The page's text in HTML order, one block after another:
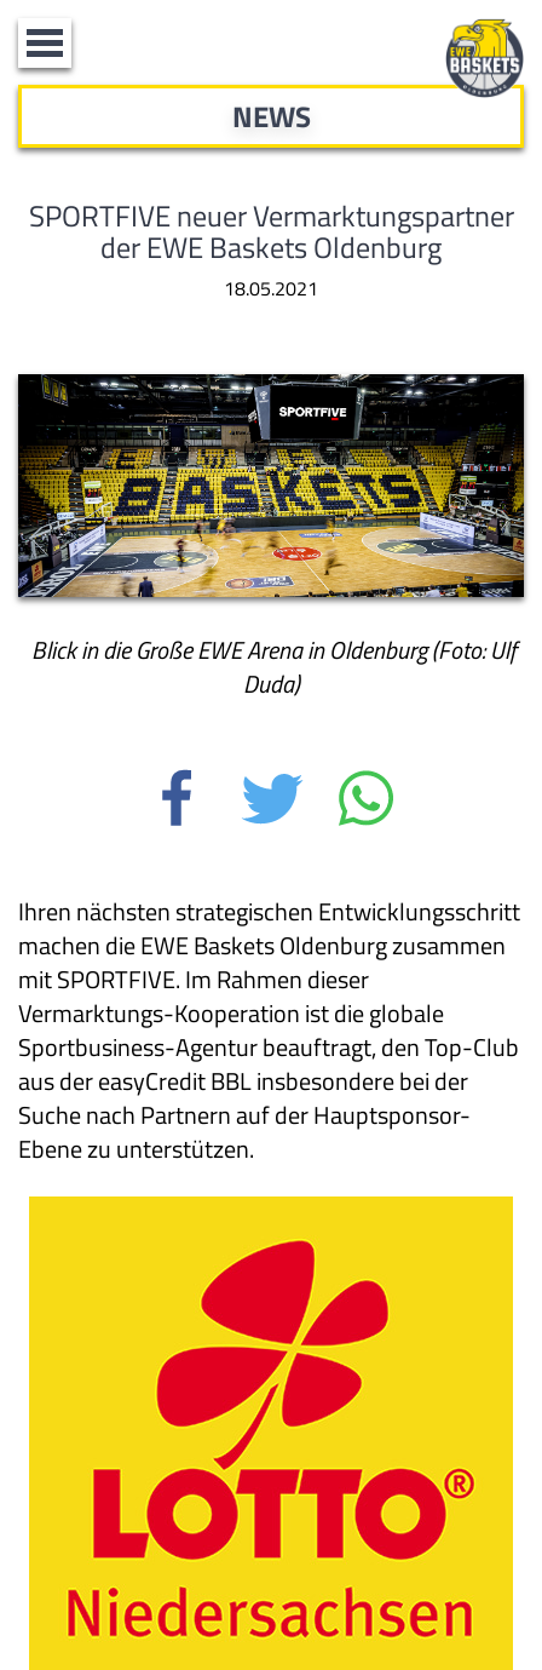
Toggle
navigation
NEWS
SPORTFIVE neuer Vermarktungspartner
der EWE Baskets Oldenburg
18.05.2021
Blick in die Große EWE Arena in Oldenburg (Foto: Ulf
Duda)
Ihren nächsten strategischen Entwicklungsschritt
machen die EWE Baskets Oldenburg zusammen
mit SPORTFIVE. Im Rahmen dieser
Vermarktungs-Kooperation ist die globale
Sportbusiness-Agentur beauftragt, den Top-Club
aus der easyCredit BBL insbesondere bei der
Suche nach Partnern auf der Hauptsponsor-
Ebene zu unterstützen.